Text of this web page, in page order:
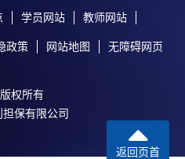
学员网站 教师网站
政策 网站地图 无障碍网页
权所有
保有限公司
返回页首